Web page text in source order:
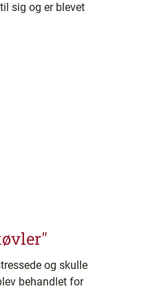
sig og er blevet
og skulle
behandlet for